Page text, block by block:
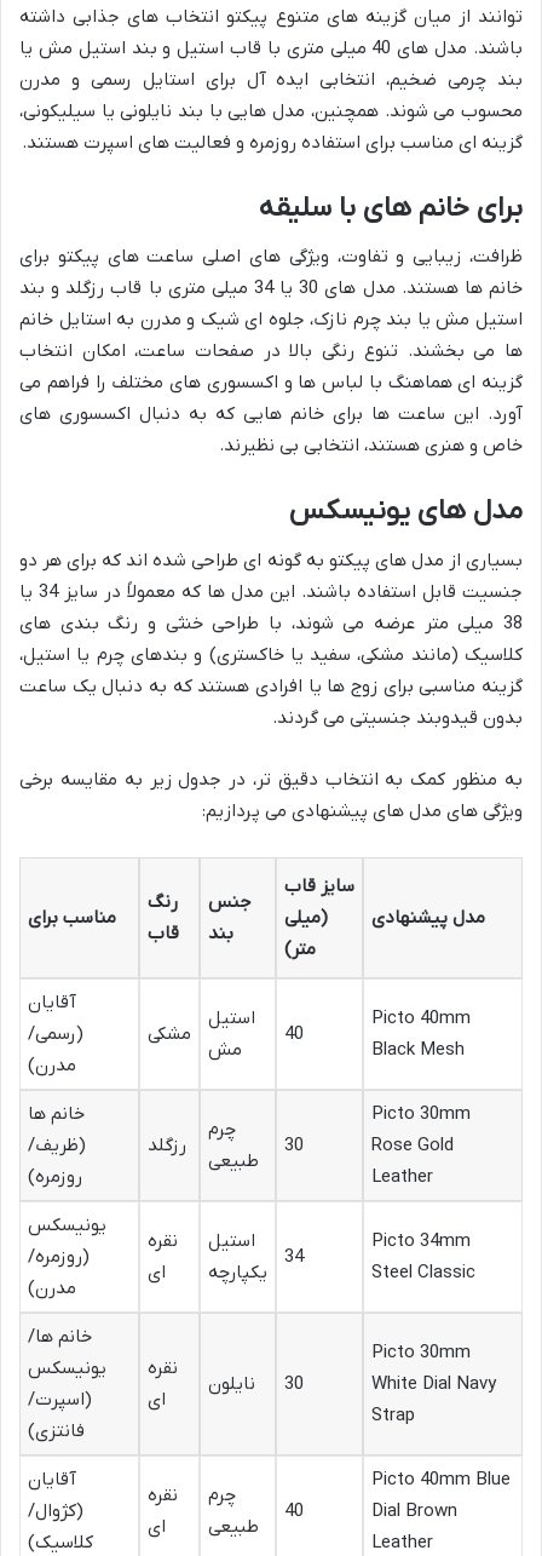
توانند از میان گزینه های متنوع پیکتو انتخاب های جذابی داشته
باشند. مدل های 40 میلی متری با قاب استیل و بند استیل مش یا
بند چرمی ضخیم، انتخابی ایده آل برای استایل رسمی و مدرن
محسوب می شوند. همچنین، مدل هایی با بند نایلونی یا سیلیکونی،
گزینه ای مناسب برای استفاده روزمره و فعالیت های اسپرت هستند.
برای خانم های با سلیقه
ظرافت، زیبایی و تفاوت، ویژگی های اصلی ساعت های پیکتو برای
خانم ها هستند. مدل های 30 یا 34 میلی متری با قاب رزگلد و بند
استیل مش یا بند چرم نازک، جلوه ای شیک و مدرن به استایل خانم
ها می بخشند. تنوع رنگی بالا در صفحات ساعت، امکان انتخاب
گزینه ای هماهنگ با لباس ها و اکسسوری های مختلف را فراهم می
آورد. این ساعت ها برای خانم هایی که به دنبال اکسسوری های
خاص و هنری هستند، انتخابی بی نظیرند.
مدل های یونیسکس
بسیاری از مدل های پیکتو به گونه ای طراحی شده اند که برای هر دو
جنسیت قابل استفاده باشند. این مدل ها که معمولاً در سایز 34 یا
38 میلی متر عرضه می شوند، با طراحی خنثی و رنگ بندی های
کلاسیک (مانند مشکی، سفید یا خاکستری) و بندهای چرم یا استیل،
گزینه مناسبی برای زوج ها یا افرادی هستند که به دنبال یک ساعت
بدون قیدوبند جنسیتی می گردند.
به منظور کمک به انتخاب دقیق تر، در جدول زیر به مقایسه برخی
ویژگی های مدل های پیشنهادی می پردازیم:
مدل پیشنهادی
سایز قاب
(میلی
متر)
جنس
بند
رنگ
قاب
مناسب برای
Picto 40mm
Black Mesh
40
استیل
مش
مشکی
آقایان
(رسمی/
مدرن)
Picto 30mm
Rose Gold
Leather
30
چرم
طبیعی
رزگلد
خانم ها
(ظریف/
روزمره)
Picto 34mm
Steel Classic
34
استیل
یکپارچه
نقره
ای
یونیسکس
(روزمره/
مدرن)
Picto 30mm
White Dial Navy
Strap
30 نایلون
نقره
ای
خانم ها/
یونیسکس
(اسپرت/
فانتزی)
Picto 40mm Blue
Dial Brown
Leather
40
چرم
طبیعی
نقره
ای
آقایان
(کژوال/
کلاسیک)